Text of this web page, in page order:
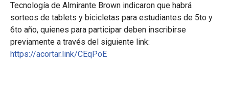
Tecnología de Almirante Brown indicaron que habrá
sorteos de tablets y bicicletas para estudiantes de 5to y
6to año, quienes para participar deben inscribirse
previamente a través del siguiente link:
https://acortar.link/CEqPoE